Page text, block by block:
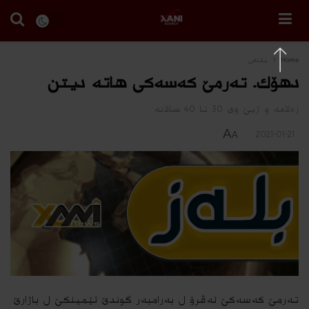
Home جڤاكی
دهۆك.. ته‌رمێ كه‌سه‌كی هاته‌ دیتن
زه‌لامه‌ و ژیێ وى 30 تا 40 سالانه‌
A
A
ته‌رمێ كه‌سه‌كێ ئه‌ڤرۆ ل به‌رامبه‌ر گوندێ ئێمینكێ ل باژارێ